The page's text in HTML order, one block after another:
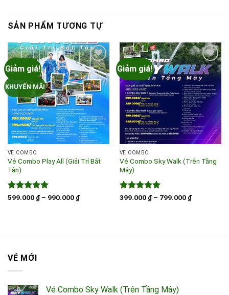
SẢN PHẨM TƯƠNG TỰ
Giảm giá!
KHUYẾN MÃI
VÉ COMBO
Vé Combo Play All (Giải Trí Bất
Tận)
Được xếp
599.000 ₫ – 990.000 ₫Khoảng
giá:
Giảm giá!
VÉ COMBO
Vé Combo Sky Walk (Trên Tầng
Mây)
Được xếp
399.000 ₫ – 799.000 ₫Khoảng
giá:
VÉ MỚI
Vé Combo Sky Walk (Trên Tầng Mây)